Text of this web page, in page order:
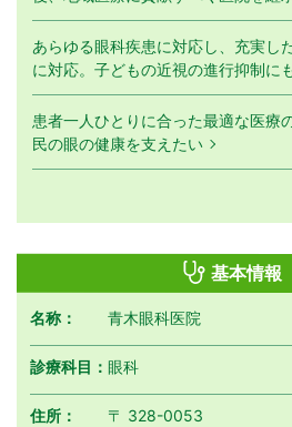
あらゆる眼科疾患に対応し、充実し
に対応。子どもの近視の進行抑制に
患者一人ひとりに合った最適な医療
民の眼の健康を支えたい
基本情報
名称： 青木眼科医院
診療科目：眼科
住所：
〒 328-0053